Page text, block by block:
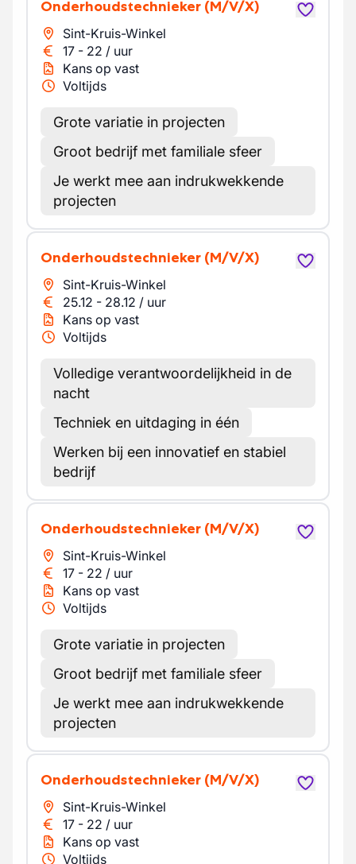
Onderhoudstechnieker (M/V/X)
Sint-Kruis-Winkel
17 - 22 / uur
Kans op vast
Voltijds
Grote variatie in projecten
Groot bedrijf met familiale sfeer
Je werkt mee aan indrukwekkende
projecten
Onderhoudstechnieker (M/V/X)
Sint-Kruis-Winkel
25.12 - 28.12 / uur
Kans op vast
Voltijds
Volledige verantwoordelijkheid in de
nacht
Techniek en uitdaging in één
Werken bij een innovatief en stabiel
bedrijf
Onderhoudstechnieker (M/V/X)
Sint-Kruis-Winkel
17 - 22 / uur
Kans op vast
Voltijds
Grote variatie in projecten
Groot bedrijf met familiale sfeer
Je werkt mee aan indrukwekkende
projecten
Onderhoudstechnieker (M/V/X)
Sint-Kruis-Winkel
17 - 22 / uur
Kans op vast
Voltijds